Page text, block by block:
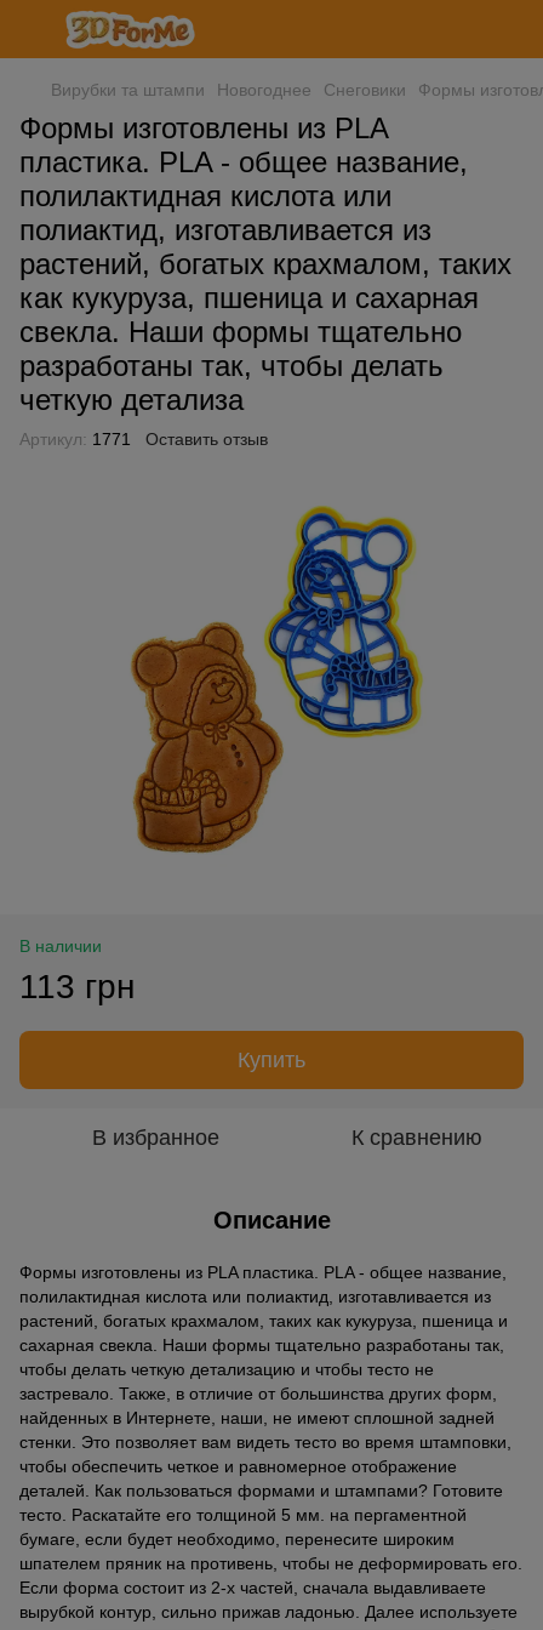
Вирубки та штампи Новогоднее Снеговики Формы
Формы изготовлены из PLA
пластика. PLA - общее название,
полилактидная кислота или
полиактид, изготавливается из
растений, богатых крахмалом, таких
как кукуруза, пшеница и сахарная
свекла. Наши формы тщательно
разработаны так, чтобы делать
четкую детализа
Артикул: 1771 Оставить отзыв
В наличии
113 грн
Купить
В избранное К сравнению
Описание
Формы изготовлены из PLA пластика. PLA - общее название,
полилактидная кислота или полиактид, изготавливается из
растений, богатых крахмалом, таких как кукуруза, пшеница и
сахарная свекла. Наши формы тщательно разработаны так,
чтобы делать четкую детализацию и чтобы тесто не
застревало. Также, в отличие от большинства других форм,
найденных в Интернете, наши, не имеют сплошной задней
стенки. Это позволяет вам видеть тесто во время штамповки,
чтобы обеспечить четкое и равномерное отображение
деталей. Как пользоваться формами и штампами? Готовите
тесто. Раскатайте его толщиной 5 мм. на пергаментной
бумаге, если будет необходимо, перенесите широким
шпателем пряник на противень, чтобы не деформировать его.
Если форма состоит из 2-х частей, сначала выдавливаете
вырубкой контур, сильно прижав ладонью. Далее используете